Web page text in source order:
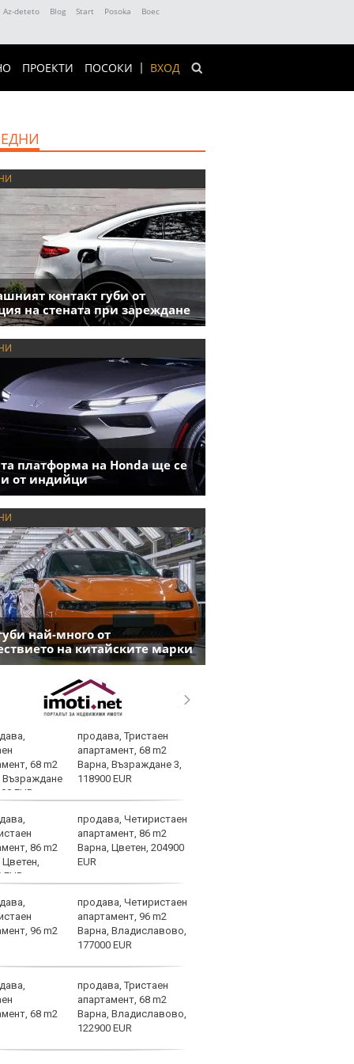
Az-deteto Blog Start Posoka
Boec
ВХОД
ПРОЕКТИ ПОСОКИ
контакт губи от
на стената при зареждане
платформа на Honda ще се
от индийци
най-много от
на китайските марки
продава, Тристаен
апартамент, 68 m2
Варна, Възраждане 3,
118900 EUR
продава, Четиристаен
апартамент, 86 m2
Варна, Цветен, 204900
EUR
продава, Четиристаен
апартамент, 96 m2
Варна, Владиславово,
177000 EUR
продава, Тристаен
апартамент, 68 m2
Варна, Владиславово,
122900 EUR